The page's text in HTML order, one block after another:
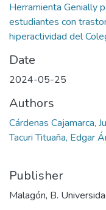
Herramienta Genially
estudiantes con
hiperactividad del
Date
2024-05-25
Authors
Cárdenas Cajamarca,
Tacuri Tituaña, Edgar
Publisher
Malagón, B.